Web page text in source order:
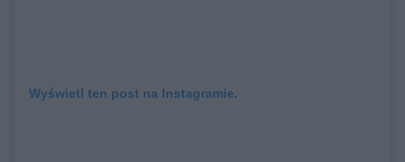
Wyświetl ten post na Instagramie.